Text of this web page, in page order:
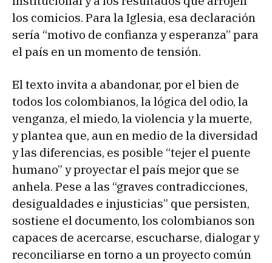
los comicios. Para la Iglesia, esa declaración
sería “motivo de confianza y esperanza” para
el país en un momento de tensión.
El texto invita a abandonar, por el bien de
todos los colombianos, la lógica del odio, la
venganza, el miedo, la violencia y la muerte,
y plantea que, aun en medio de la diversidad
y las diferencias, es posible “tejer el puente
humano” y proyectar el país mejor que se
anhela. Pese a las “graves contradicciones,
desigualdades e injusticias” que persisten,
sostiene el documento, los colombianos son
capaces de acercarse, escucharse, dialogar y
reconciliarse en torno a un proyecto común